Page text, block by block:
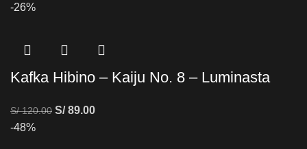
-26%
Kafka Hibino – Kaiju No. 8 – Luminasta
S/120.00 S/89.00
-48%